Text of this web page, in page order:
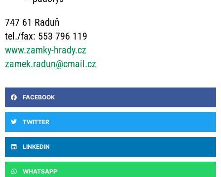
747 61 Raduň
tel./fax: 553 796 119
www.zamky-hrady.cz
zamek.radun@cmail.cz
FACEBOOK
TWITTER
LINKEDIN
WHATSAPP